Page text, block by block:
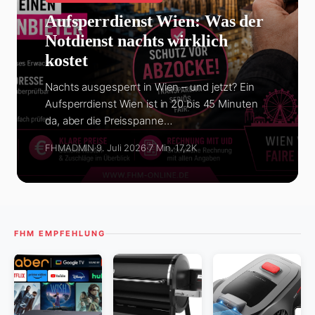
Aufsperrdienst Wien: Was der
Notdienst nachts wirklich
kostet
Nachts ausgesperrt in Wien – und jetzt? Ein
Aufsperrdienst Wien ist in 20 bis 45 Minuten
da, aber die Preisspanne…
FHMADMIN·9. Juli 2026·7 Min.·17,2K
FHM EMPFEHLUNG